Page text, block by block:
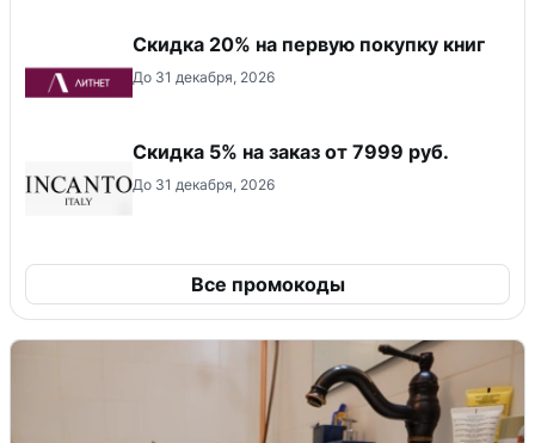
Скидка 20% на первую покупку книг
До 31 декабря, 2026
Скидка 5% на заказ от 7999 руб.
До 31 декабря, 2026
Все промокоды